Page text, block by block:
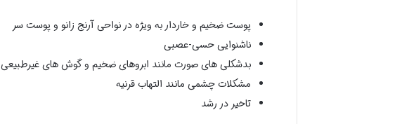
پوست ضخیم و خاردار به ویژه در نواحی آرنج زانو و پوست سر
ناشنوایی حسی-عصبی
بدشکلی های صورت مانند ابروهای ضخیم و گوش های غیرطبیعی
مشکلات چشمی مانند التهاب قرنیه
تاخیر در رشد